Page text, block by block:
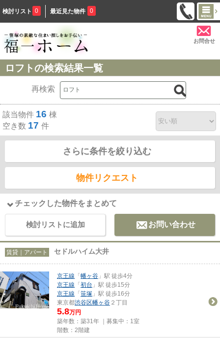
検討リスト 0 最近見た物件 0
お問合せ
ロフトの検索結果一覧
再検索
該当物件 16 棟
空き数 17 件
さらに条件を絞り込む
物件リクエスト
チェックした物件をまとめて
検討リストに追加 お問い合わせ
賃貸｜アパート セドルハイム大井
京王線 「幡ヶ谷 」駅 徒歩4分
京王線 「初台 」駅 徒歩15分
京王線 「笹塚 」駅 徒歩16分
東京都渋谷区幡ヶ谷 ２丁目
5.8万円
築年数：築31年 ｜募集中： 1室
階数：2階建